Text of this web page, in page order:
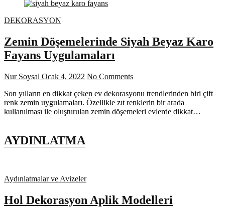
DEKORASYON
Zemin Döşemelerinde Siyah Beyaz Karo
Fayans Uygulamaları
Nur Soysal Ocak 4, 2022 No Comments
Son yılların en dikkat çeken ev dekorasyonu trendlerinden biri çift
renk zemin uygulamaları. Özellikle zıt renklerin bir arada
kullanılması ile oluşturulan zemin döşemeleri evlerde dikkat…
AYDINLATMA
Aydınlatmalar ve Avizeler
Hol Dekorasyon Aplik Modelleri